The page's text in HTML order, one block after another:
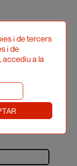
i de tercers
i de
accediu a la